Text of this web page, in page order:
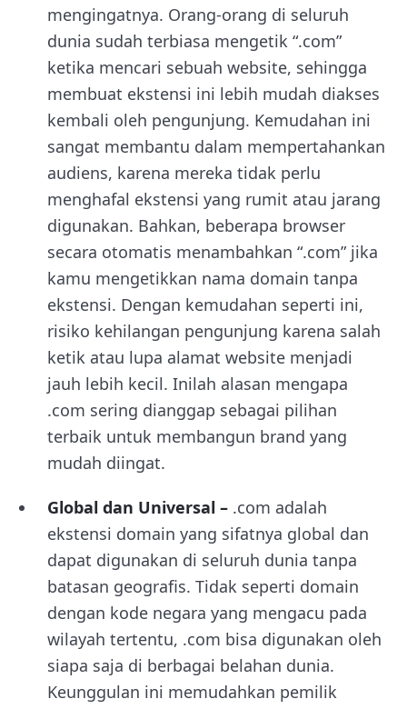
mengingatnya. Orang-orang di seluruh
dunia sudah terbiasa mengetik “.com”
ketika mencari sebuah website, sehingga
membuat ekstensi ini lebih mudah diakses
kembali oleh pengunjung. Kemudahan ini
sangat membantu dalam mempertahankan
audiens, karena mereka tidak perlu
menghafal ekstensi yang rumit atau jarang
digunakan. Bahkan, beberapa browser
secara otomatis menambahkan “.com” jika
kamu mengetikkan nama domain tanpa
ekstensi. Dengan kemudahan seperti ini,
risiko kehilangan pengunjung karena salah
ketik atau lupa alamat website menjadi
jauh lebih kecil. Inilah alasan mengapa
.com sering dianggap sebagai pilihan
terbaik untuk membangun brand yang
mudah diingat.
Global dan Universal – .com adalah
ekstensi domain yang sifatnya global dan
dapat digunakan di seluruh dunia tanpa
batasan geografis. Tidak seperti domain
dengan kode negara yang mengacu pada
wilayah tertentu, .com bisa digunakan oleh
siapa saja di berbagai belahan dunia.
Keunggulan ini memudahkan pemilik